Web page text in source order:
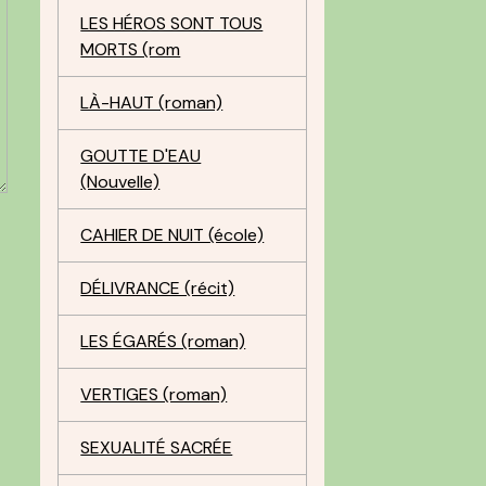
LES HÉROS SONT TOUS
MORTS (rom
LÀ-HAUT (roman)
GOUTTE D'EAU
(Nouvelle)
CAHIER DE NUIT (école)
DÉLIVRANCE (récit)
LES ÉGARÉS (roman)
VERTIGES (roman)
SEXUALITÉ SACRÉE